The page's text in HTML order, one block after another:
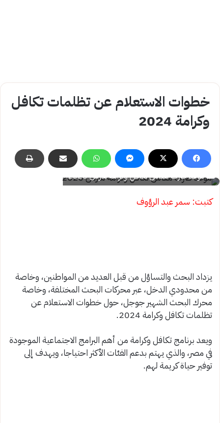
خطوات الاستعلام عن تظلمات تكافل
وكرامة 2024
موعد صرف معاش تكافل وكرامة مارس 2026
كتبت: سمر عبد الرؤوف
يزداد البحث والتساؤل من قبل العديد من المواطنين، وخاصة
من محدودي الدخل، عبر محركات البحث المختلفة، وخاصة
محرك البحث الشهير جوجل، حول خطوات الاستعلام عن
تظلمات تكافل وكرامة 2024.
ويعد برنامج تكافل وكرامة من أهم البرامج الاجتماعية الموجودة
في مصر، والذي يهتم بدعم الفئات الأكثر احتياجا، ويهدف إلى
توفير حياة كريمة لهم.